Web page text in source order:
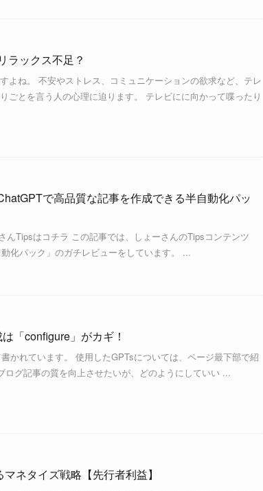
ラックス不足？
よね。 不安やストレス、コミュニケーションの欲求など、テレ
ごとを言う人の心理に迫ります。 テレビにに向かって喋ったり
で高品質な記事を作成できる半自動化パッ
Tipsはコチラ この記事では、しょーさんのTipsコンテンツ
化パック」のガチレビューをしています。 ...
「configure」がカギ！
かれています。 使用したGPTsについては、ページ最下部で紹
グ記事の質を向上させたいが、どのようにしていい ...
ネタイズ戦略【先行者利益】